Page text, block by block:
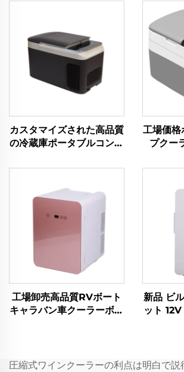
カスタマイズされた高品質
の冷蔵庫ポータブルコンプ
車12V車用冷蔵庫冷凍庫
凍庫28L
工場価格
プクー
ッ
工場卸売高品質RVボート
キャラバン車クーラーボッ
新品 ビ
ット
圧縮式ワインクーラーの利点は明白で説